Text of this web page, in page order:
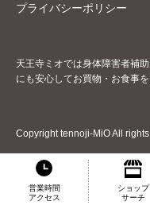
営業時間
アクセス
ショップ
サーチ
プライバシーポリシー
天王寺ミオでは身体障害者補
にも安心してお買物・お食事を
Copyright tennoji-MiO All rights